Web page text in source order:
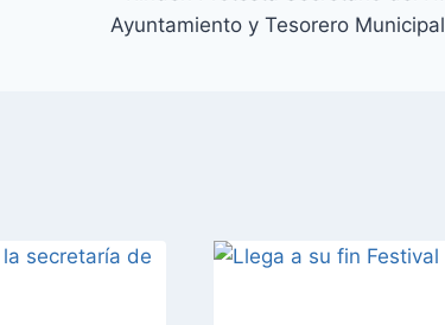
Ayuntamiento y Tesorero Municipal